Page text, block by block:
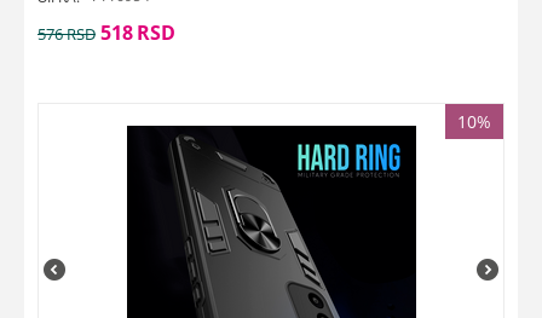
576RSD 518RSD
10%